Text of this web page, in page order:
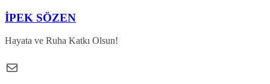
Skip
content
İPEK SÖZEN
Hayata ve Ruha Katkı Olsun!
E-posta